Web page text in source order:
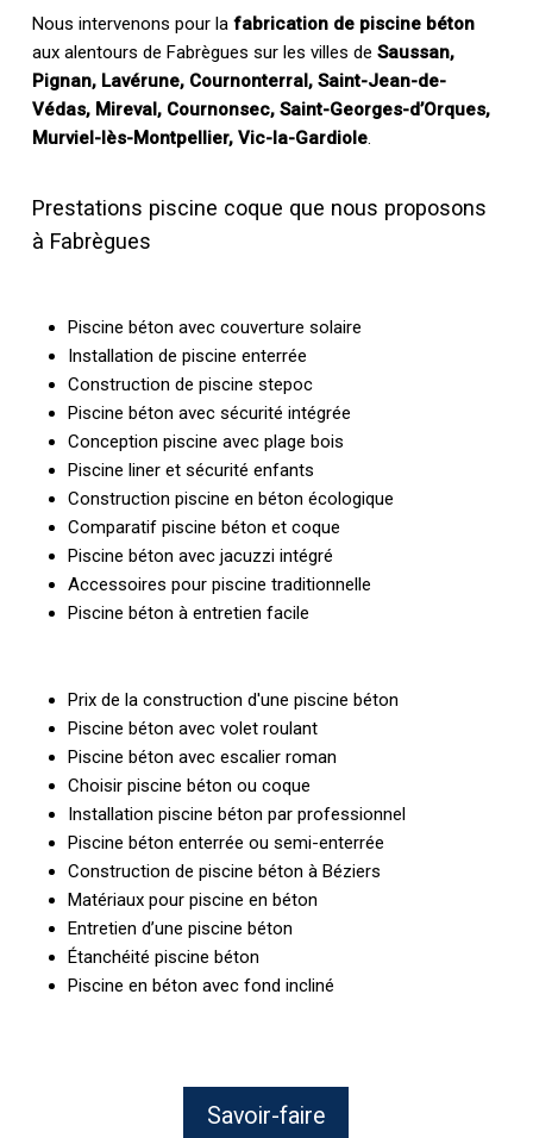
Nous intervenons pour la fabrication de piscine béton
aux alentours de Fabrègues sur les villes de Saussan,
Pignan, Lavérune, Cournonterral, Saint-Jean-de-
Védas, Mireval, Cournonsec, Saint-Georges-d’Orques,
Murviel-lès-Montpellier, Vic-la-Gardiole.
Prestations piscine coque que nous proposons
à Fabrègues
Piscine béton avec couverture solaire
Installation de piscine enterrée
Construction de piscine stepoc
Piscine béton avec sécurité intégrée
Conception piscine avec plage bois
Piscine liner et sécurité enfants
Construction piscine en béton écologique
Comparatif piscine béton et coque
Piscine béton avec jacuzzi intégré
Accessoires pour piscine traditionnelle
Piscine béton à entretien facile
Prix de la construction d'une piscine béton
Piscine béton avec volet roulant
Piscine béton avec escalier roman
Choisir piscine béton ou coque
Installation piscine béton par professionnel
Piscine béton enterrée ou semi-enterrée
Construction de piscine béton à Béziers
Matériaux pour piscine en béton
Entretien d’une piscine béton
Étanchéité piscine béton
Piscine en béton avec fond incliné
Savoir-faire